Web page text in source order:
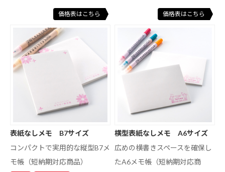
価格表はこちら 価格表はこちら
表紙なしメモ B7サイズ
コンパクトで実用的な縦型B7メ
モ帳（短納期対応商品）
横型表紙なしメモ A6サイズ
広めの横書きスペースを確保し
たA6メモ帳（短納期対応商